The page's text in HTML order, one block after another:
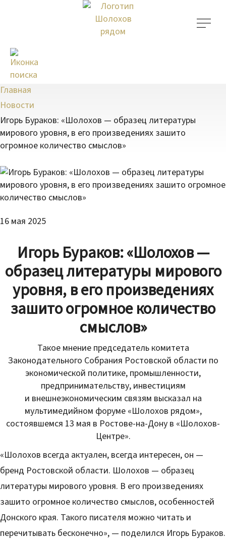
Главная
Новости
Игорь Бураков: «Шолохов — образец литературы
мирового уровня, в его произведениях зашито
огромное количество смыслов»
16 мая 2025
Игорь Бураков: «Шолохов —
образец литературы мирового
уровня, в его произведениях
зашито огромное количество
смыслов»
Такое мнение председатель комитета
Законодательного Собрания Ростовской области по
экономической политике, промышленности,
предпринимательству, инвестициям
и внешнеэкономическим связям высказал на
мультимедийном форуме «Шолохов рядом»,
состоявшемся 13 мая в Ростове-на-Дону в «Шолохов-
Центре».
«Шолохов всегда актуален, всегда интересен, он —
бренд Ростовской области. Шолохов — образец
литературы мирового уровня. В его произведениях
зашито огромное количество смыслов, особенностей
Донского края. Такого писателя можно читать и
перечитывать бесконечно», — поделился Игорь Бураков.